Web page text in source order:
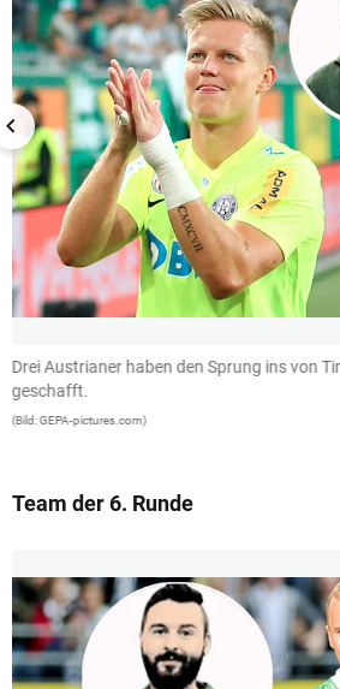
Drei Austrianer haben den Sprung ins von
geschafft.
(Bild: GEPA-pictures.com)
Team der 6. Runde
1/13